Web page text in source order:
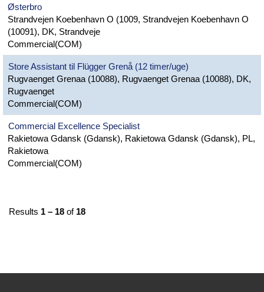
Østerbro
Strandvejen Koebenhavn O (1009, Strandvejen Koebenhavn O
(10091), DK, Strandveje
Commercial(COM)
Store Assistant til Flügger Grenå (12 timer/uge)
Rugvaenget Grenaa (10088), Rugvaenget Grenaa (10088), DK,
Rugvaenget
Commercial(COM)
Commercial Excellence Specialist
Rakietowa Gdansk (Gdansk), Rakietowa Gdansk (Gdansk), PL,
Rakietowa
Commercial(COM)
Results 1 – 18 of 18